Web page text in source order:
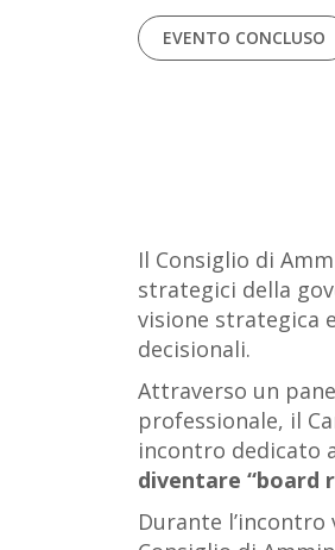
EVENTO CONCLUSO
Il Consiglio di
strategici della
visione strategica
decisionali.
Attraverso un
professionale, il
incontro dedicato
diventare “board
Durante